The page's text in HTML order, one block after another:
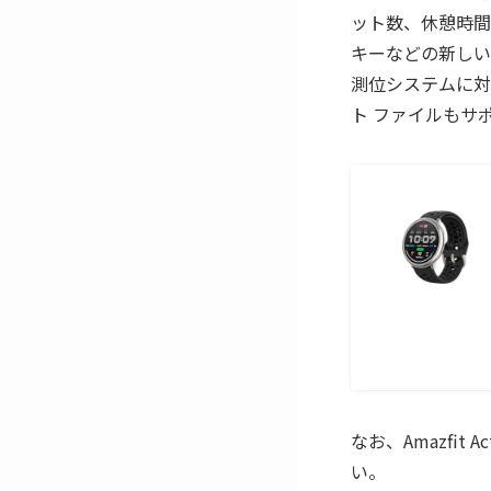
ット数、休憩時
キーなどの新し
測位システムに
ト ファイルもサ
なお、Amazfit
い。